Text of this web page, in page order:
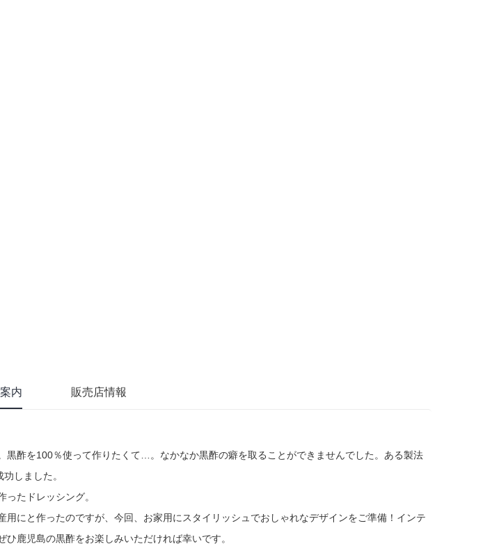
内 販売店情報
酢を100％使って作りたくて…。なかなか黒酢の癖を取ることができませんでした。ある製法
しました。
たドレッシング。
にと作ったのですが、今回、お家用にスタイリッシュでおしゃれなデザインをご準備！インテ
鹿児島の黒酢をお楽しみいただければ幸いです。